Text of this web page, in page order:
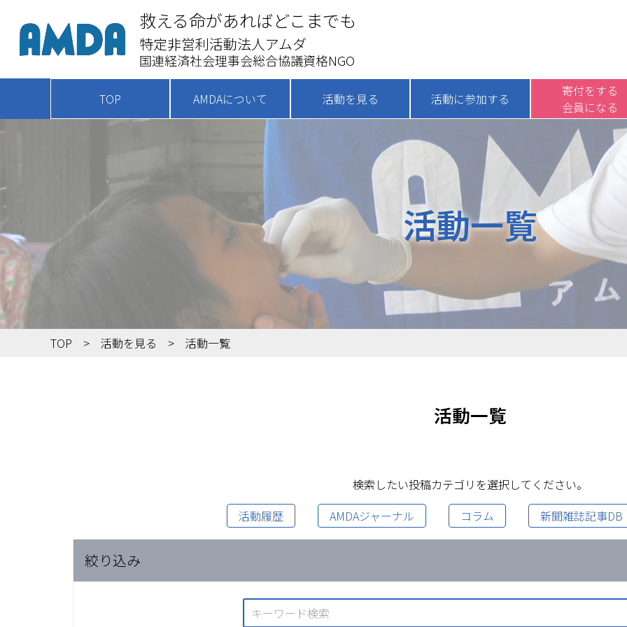
救える命があればどこまでも
特定非営利活動法人アムダ
国連経済社会理事会総合協議資格NGO
TOP AMDAについて 活動を見る 活動に参加する
寄付をする
会員になる
活動一覧
TOP 活動を見る 活動一覧
活動一覧
検索したい投稿カテゴリを選択してください。
活動履歴
AMDAジャーナル コラム 新聞雑誌記事DB
絞り込み